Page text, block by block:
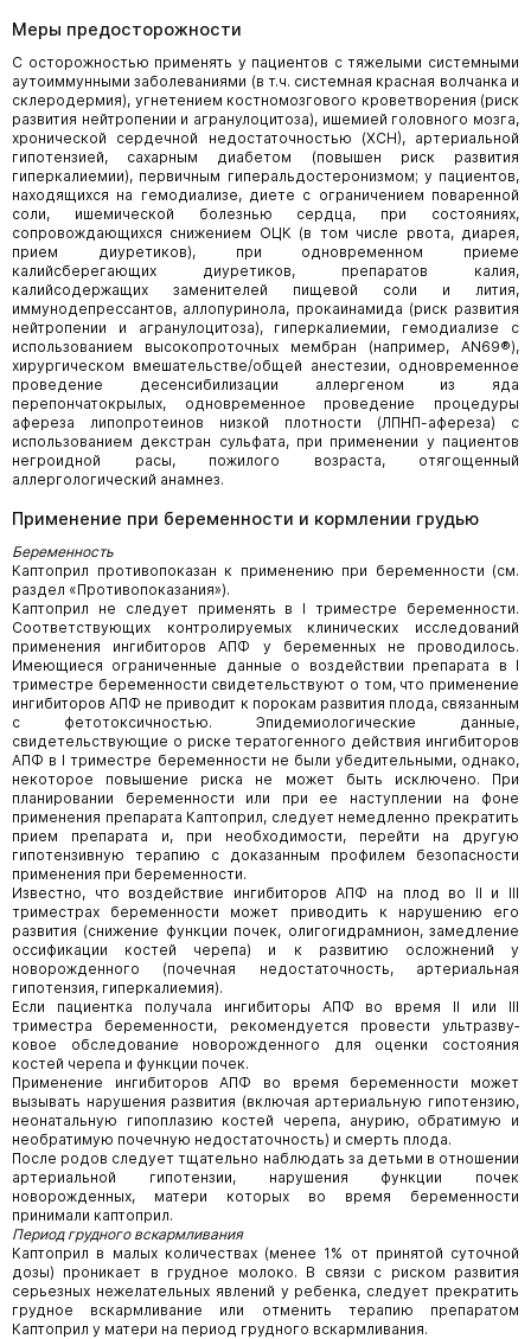
Меры предосторожности
С осторожностью применять у пациентов с тяжелыми системными
аутоиммунными заболеваниями (в т.ч. системная красная волчанка и
склеродермия), угнетением костномозгового кроветворения (риск
развития нейтропении и агранулоци­тоза), ишемией головного мозга,
хронической сердечной недостаточностью (ХСН), артериальной
гипотензией, сахарным диабетом (повышен риск развития
гиперкалиемии), первичным гиперальдостеронизмом; у пациентов,
находящихся на гемодиализе, диете с ограничением поваренной
соли, ишемической болезнью сердца, при состояниях,
сопровождающихся снижением ОЦК (в том числе рвота, диарея,
прием диуретиков), при одновременном приеме
калийсберегающих диурети­ков, препаратов калия,
калийсодержащих заменителей пищевой соли и лития,
иммунодепрессантов, аллопуринола, прокаинамида (риск развития
нейтропении и агранулоцитоза), гиперкалиемии, гемодиализе с
использованием высокопро­точных мембран (например, AN69®),
хирургическом вмешательстве/общей анестезии, одновременное
проведение десенси­билизации аллергеном из яда
перепончатокрылых, одновременное проведение процедуры
афереза липопротеинов низкой плотности (ЛПНП-афереза) с
использованием декстран сульфата, при применении у пациентов
негроидной расы, пожилого возраста, отягощенный
аллергологический анамнез.
Применение при беременности и кормлении грудью
Беременность
Каптоприл противопоказан к применению при беременности (см.
раздел «Противопоказания»).
Каптоприл не следует применять в I триместре беременности.
Соответствующих контролируемых клинических исследова­ний
применения ингибиторов АПФ у беременных не проводилось.
Имеющиеся ограниченные данные о воздействии препарата в I
триместре беременности свидетельствуют о том, что применение
ингибиторов АПФ не приводит к порокам развития плода, связанным
с фетотоксичностью. Эпидемиологические данные,
свидетельствующие о риске тератогенного действия ингибиторов
АПФ в I триместре беременности не были убедительными, однако,
некоторое повышение риска не может быть исключено. При
планировании беременности или при ее наступлении на фоне
применения препарата Каптоприл, следует немедленно прекратить
прием препарата и, при необходимости, перейти на другую
гипотензивную терапию с доказанным профилем безопасности
применения при беременности.
Известно, что воздействие ингибиторов АПФ на плод во II и III
триместрах беременности может приводить к нарушению его
развития (снижение функции почек, олигогидрамнион, замедление
оссификации костей черепа) и к развитию осложнений у
новорожденного (почечная недостаточность, артериальная
гипотензия, гиперкалиемия).
Если пациентка получала ингибиторы АПФ во время II или III
триместра беременности, рекомендуется провести ультразву­
ковое обследование новорожденного для оценки состояния
костей черепа и функции почек.
Применение ингибиторов АПФ во время беременности может
вызывать нарушения развития (включая артериальную гипотензию,
неонатальную гипоплазию костей черепа, анурию, обратимую и
необратимую почечную недостаточность) и смерть плода.
После родов следует тщательно наблюдать за детьми в отношении
артериальной гипотензии, нарушения функции почек
новорожденных, матери которых во время беременности
принимали каптоприл.
Период грудного вскармливания
Каптоприл в малых количествах (менее 1% от принятой суточной
дозы) проникает в грудное молоко. В связи с риском развития
серьезных нежелательных явлений у ребенка, следует прекратить
грудное вскармливание или отменить терапию препаратом
Каптоприл у матери на период грудного вскармливания.